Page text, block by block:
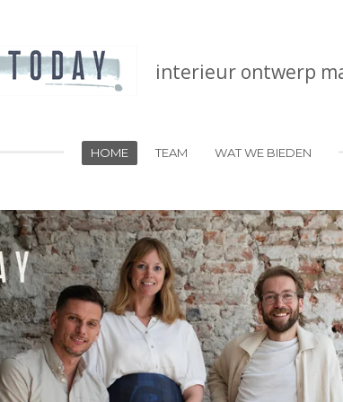
interieur ontwerp
HOME TEAM WAT WE BIEDEN